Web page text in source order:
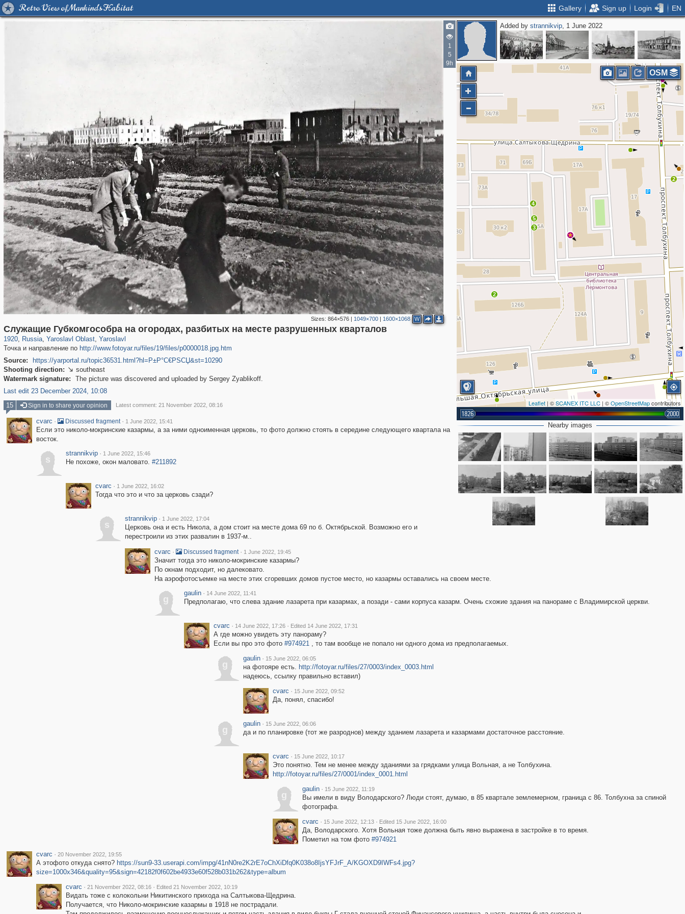
Retro View of Mankind's Habitat Gallery Sign up Login EN
1
5
9h
Sizes: 864×576| 1049×700| 1600×1068 W
Служащие Губкомгособра на огородах, разбитых на месте разрушенных кварталов
1920, Russia
1,406,335 29,243
, Yaroslavl Oblast
24,605 1,109
, Yaroslavl
8,345 200
Точка и направление по http://www.fotoyar.ru/files/19/files/p0000018.jpg.htm
Source:
https://yarportal.ru/topic36531.html?hl=Р±Р°С€РЅСЏ&st=10290
Shooting direction:  southeast
Watermark signature:
The picture was discovered and uploaded by Sergey Zyablikoff.
Last edit 23 December 2024, 10:08
Added bystrannikvip, 1 June 2022
2
4
5
3
2
2
Leaflet | ©SCANEX ITC LLC | ©OpenStreetMapcontributors
1826 2000
OSM
Nearby images
15 Sign in to share your opinion Latest comment: 21 November 2022, 08:16
cvarc · Discussed fragment · 1 June 2022, 15:41
Если это николо-мокринские казармы, а за ними одноименная церковь, то фото должно стоять в середине следующего квартала на
восток.
s
strannikvip · 1 June 2022, 15:46
Не похоже, окон маловато. #211892
cvarc · 1 June 2022, 16:02
Тогда что это и что за церковь сзади?
s
strannikvip · 1 June 2022, 17:04
Церковь она и есть Никола, а дом стоит на месте дома 69 по б. Октябрьской. Возможно его и
перестроили из этих развалин в 1937-м..
cvarc · Discussed fragment · 1 June 2022, 19:45
Значит тогда это николо-мокринские казармы?
По окнам подходит, но далековато.
На аэрофотосъемке на месте этих сгоревших домов пустое место, но казармы оставались на своем месте.
g
gaulin · 14 June 2022, 11:41
Предполагаю, что слева здание лазарета при казармах, а позади - сами корпуса казарм. Очень схожие здания на панораме с Владимирской церкви.
cvarc · 14 June 2022, 17:26 · Edited 14 June 2022, 17:31
А где можно увидеть эту панораму?
Если вы про это фото #974921, то там вообще не попало ни одного дома из предполагаемых.
g
gaulin · 15 June 2022, 06:05
на фотояре есть. http://fotoyar.ru/files/27/0003/index_0003.html
надеюсь, ссылку правильно вставил)
cvarc · 15 June 2022, 09:52
Да, понял, спасибо!
g
gaulin · 15 June 2022, 06:06
да и по планировке (тот же разроднов) между зданием лазарета и казармами достаточное расстояние.
cvarc · 15 June 2022, 10:17
Это понятно. Тем не менее между зданиями за грядками улица Вольная, а не Толбухина.
http://fotoyar.ru/files/27/0001/index_0001.html
g
gaulin · 15 June 2022, 11:19
Вы имели в виду Володарского? Люди стоят, думаю, в 85 квартале землемерном, граница с 86. Толбухна за спиной
фотографа.
cvarc · 15 June 2022, 12:13 · Edited 15 June 2022, 16:00
Да, Володарского. Хотя Вольная тоже должна быть явно выражена в застройке в то время.
Пометил на том фото #974921
cvarc · 20 November 2022, 19:55
А этофото откуда снято? https://sun9-33.userapi.com/impg/41nN0re2K2rE7oChXiDfq0K038o8IjsYFJrF_A/KGOXD9IWFs4.jpg?
size=1000x346&quality=95&sign=42182f0f602be4933e60f528b031b262&type=album
cvarc · 21 November 2022, 08:16 · Edited 21 November 2022, 10:19
Видать тоже с колокольни Никитинского прихода на Салтыкова-Щедрина.
Получается, что Николо-мокринские казармы в 1918 не пострадали.